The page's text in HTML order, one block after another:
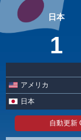
日本
1
アメリカ
日本
自動更新